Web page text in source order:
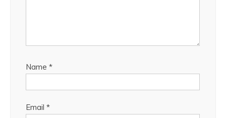
Name *
Email *